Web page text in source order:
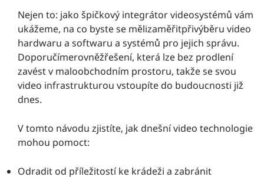
Nejen to: jako špičkový integrátor videosystémů vám
ukážeme, na co byste se mělizaměřitpřivýběru video
hardwaru a softwaru a systémů pro jejich správu.
Doporučímerovněžřešení, která lze bez prodlení
zavést v maloobchodním prostoru, takže se svou
video infrastrukturou vstoupíte do budoucnosti již
dnes.
V tomto návodu zjistíte, jak dnešní video technologie
mohou pomoct:
Odradit od příležitostí ke krádeži a zabránit